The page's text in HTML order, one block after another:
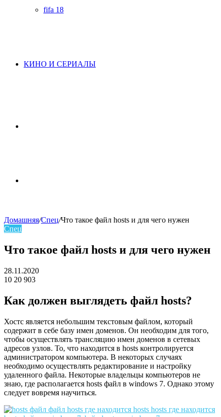
fifa 18
КИНО И СЕРИАЛЫ
Домашняя/Спец/Что такое файл hosts и для чего нужен
Спец
Что такое файл hosts и для чего нужен
28.11.2020
10 20 903
Как должен выглядеть файл hosts?
Хостс является небольшим текстовым файлом, который
содержит в себе базу имен доменов. Он необходим для того,
чтобы осуществлять трансляцию имен доменов в сетевых
адресов узлов. То, что находится в hosts контролируется
администратором компьютера. В некоторых случаях
необходимо осуществлять редактирование и настройку
удаленного файла. Некоторые владельцы компьютеров не
знаю, где располагается hosts файл в windows 7. Однако этому
следует вовремя научиться.